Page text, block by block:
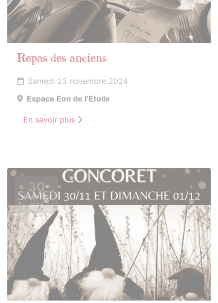
Repas des anciens
Samedi 23 novembre 2024
Espace Eon de l’Etoile
En savoir plus
30
NOVEMBRE
2024